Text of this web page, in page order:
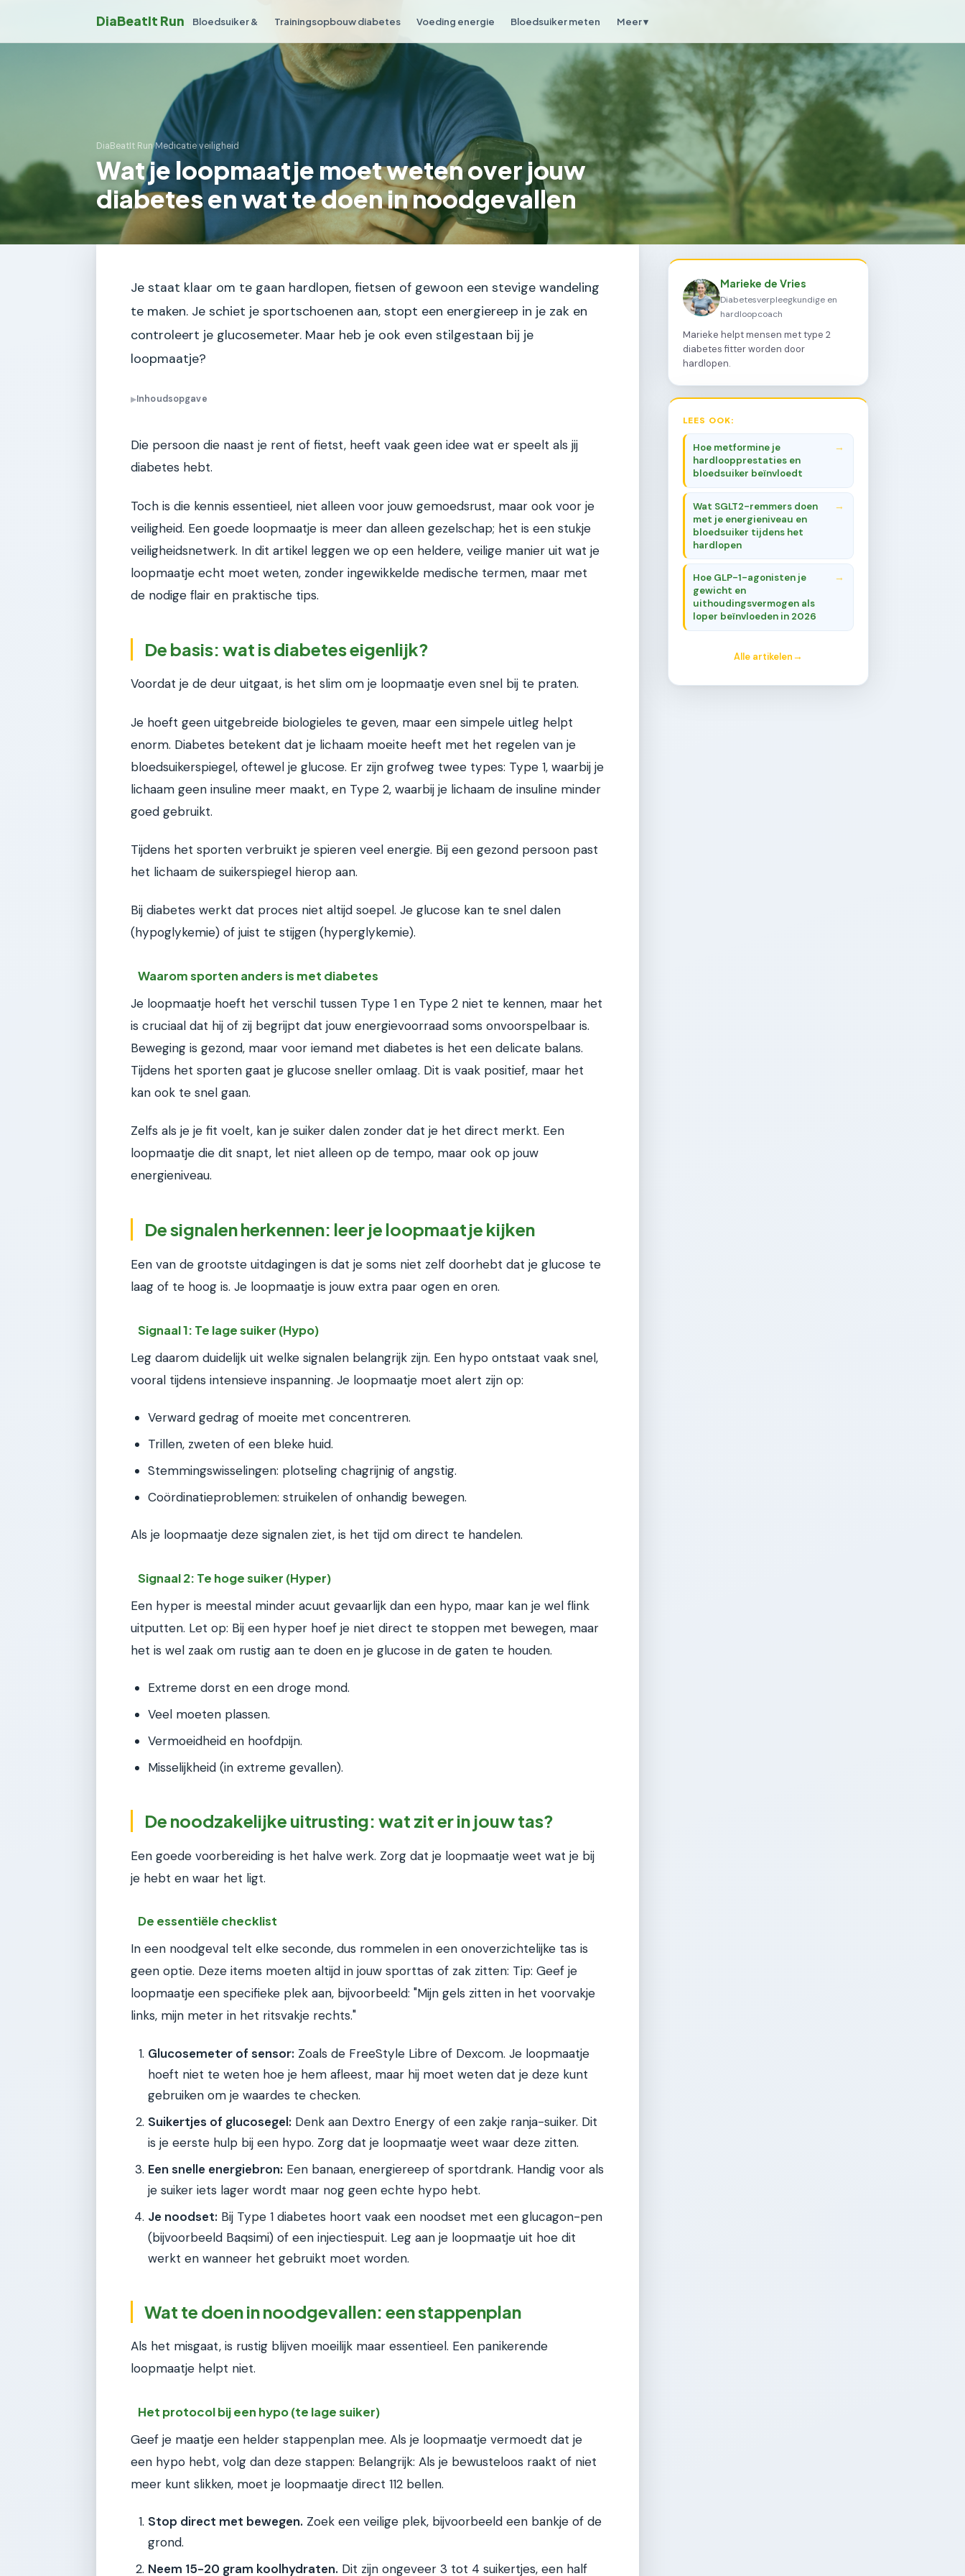
DiaBeatIt Run Bloedsuiker & Trainingsopbouw diabetes Voeding energie Bloedsuiker meten Meer ▾
DiaBeatIt Run›Medicatie veiligheid
Wat je loopmaatje moet weten over jouw
diabetes en wat te doen in noodgevallen
Je staat klaar om te gaan hardlopen, fietsen of gewoon een stevige wandeling
te maken. Je schiet je sportschoenen aan, stopt een energiereep in je zak en
controleert je glucosemeter. Maar heb je ook even stilgestaan bij je
loopmaatje?
▶Inhoudsopgave
Die persoon die naast je rent of fietst, heeft vaak geen idee wat er speelt als jij
diabetes hebt.
Toch is die kennis essentieel, niet alleen voor jouw gemoedsrust, maar ook voor je
veiligheid. Een goede loopmaatje is meer dan alleen gezelschap; het is een stukje
veiligheidsnetwerk. In dit artikel leggen we op een heldere, veilige manier uit wat je
loopmaatje echt moet weten, zonder ingewikkelde medische termen, maar met
de nodige flair en praktische tips.
De basis: wat is diabetes eigenlijk?
Voordat je de deur uitgaat, is het slim om je loopmaatje even snel bij te praten.
Je hoeft geen uitgebreide biologieles te geven, maar een simpele uitleg helpt
enorm. Diabetes betekent dat je lichaam moeite heeft met het regelen van je
bloedsuikerspiegel, oftewel je glucose. Er zijn grofweg twee types: Type 1, waarbij je
lichaam geen insuline meer maakt, en Type 2, waarbij je lichaam de insuline minder
goed gebruikt.
Tijdens het sporten verbruikt je spieren veel energie. Bij een gezond persoon past
het lichaam de suikerspiegel hierop aan.
Bij diabetes werkt dat proces niet altijd soepel. Je glucose kan te snel dalen
(hypoglykemie) of juist te stijgen (hyperglykemie).
Waarom sporten anders is met diabetes
Je loopmaatje hoeft het verschil tussen Type 1 en Type 2 niet te kennen, maar het
is cruciaal dat hij of zij begrijpt dat jouw energievoorraad soms onvoorspelbaar is.
Beweging is gezond, maar voor iemand met diabetes is het een delicate balans.
Tijdens het sporten gaat je glucose sneller omlaag. Dit is vaak positief, maar het
kan ook te snel gaan.
Zelfs als je je fit voelt, kan je suiker dalen zonder dat je het direct merkt. Een
loopmaatje die dit snapt, let niet alleen op de tempo, maar ook op jouw
energieniveau.
De signalen herkennen: leer je loopmaatje kijken
Een van de grootste uitdagingen is dat je soms niet zelf doorhebt dat je glucose te
laag of te hoog is. Je loopmaatje is jouw extra paar ogen en oren.
Signaal 1: Te lage suiker (Hypo)
Leg daarom duidelijk uit welke signalen belangrijk zijn. Een hypo ontstaat vaak snel,
vooral tijdens intensieve inspanning. Je loopmaatje moet alert zijn op:
Verward gedrag of moeite met concentreren.
Trillen, zweten of een bleke huid.
Stemmingswisselingen: plotseling chagrijnig of angstig.
Coördinatieproblemen: struikelen of onhandig bewegen.
Als je loopmaatje deze signalen ziet, is het tijd om direct te handelen.
Signaal 2: Te hoge suiker (Hyper)
Een hyper is meestal minder acuut gevaarlijk dan een hypo, maar kan je wel flink
uitputten. Let op: Bij een hyper hoef je niet direct te stoppen met bewegen, maar
het is wel zaak om rustig aan te doen en je glucose in de gaten te houden.
Extreme dorst en een droge mond.
Veel moeten plassen.
Vermoeidheid en hoofdpijn.
Misselijkheid (in extreme gevallen).
De noodzakelijke uitrusting: wat zit er in jouw tas?
Een goede voorbereiding is het halve werk. Zorg dat je loopmaatje weet wat je bij
je hebt en waar het ligt.
De essentiële checklist
In een noodgeval telt elke seconde, dus rommelen in een onoverzichtelijke tas is
geen optie. Deze items moeten altijd in jouw sporttas of zak zitten: Tip: Geef je
loopmaatje een specifieke plek aan, bijvoorbeeld: "Mijn gels zitten in het voorvakje
links, mijn meter in het ritsvakje rechts."
Glucosemeter of sensor: Zoals de FreeStyle Libre of Dexcom. Je loopmaatje
hoeft niet te weten hoe je hem afleest, maar hij moet weten dat je deze kunt
gebruiken om je waardes te checken.
Suikertjes of glucosegel: Denk aan Dextro Energy of een zakje ranja-suiker. Dit
is je eerste hulp bij een hypo. Zorg dat je loopmaatje weet waar deze zitten.
Een snelle energiebron: Een banaan, energiereep of sportdrank. Handig voor als
je suiker iets lager wordt maar nog geen echte hypo hebt.
Je noodset: Bij Type 1 diabetes hoort vaak een noodset met een glucagon-pen
(bijvoorbeeld Baqsimi) of een injectiespuit. Leg aan je loopmaatje uit hoe dit
werkt en wanneer het gebruikt moet worden.
Wat te doen in noodgevallen: een stappenplan
Als het misgaat, is rustig blijven moeilijk maar essentieel. Een panikerende
loopmaatje helpt niet.
Het protocol bij een hypo (te lage suiker)
Geef je maatje een helder stappenplan mee. Als je loopmaatje vermoedt dat je
een hypo hebt, volg dan deze stappen: Belangrijk: Als je bewusteloos raakt of niet
meer kunt slikken, moet je loopmaatje direct 112 bellen.
Stop direct met bewegen. Zoek een veilige plek, bijvoorbeeld een bankje of de
grond.
Neem 15-20 gram koolhydraten. Dit zijn ongeveer 3 tot 4 suikertjes, een half
Marieke de Vries
Diabetesverpleegkundige en
hardloopcoach
Marieke helpt mensen met type 2
diabetes fitter worden door
hardlopen.
LEES OOK:
Hoe metformine je
hardloopprestaties en
bloedsuiker beïnvloedt
Wat SGLT2-remmers doen
met je energieniveau en
bloedsuiker tijdens het
hardlopen
Hoe GLP-1-agonisten je
gewicht en
uithoudingsvermogen als
loper beïnvloeden in 2026
Alle artikelen